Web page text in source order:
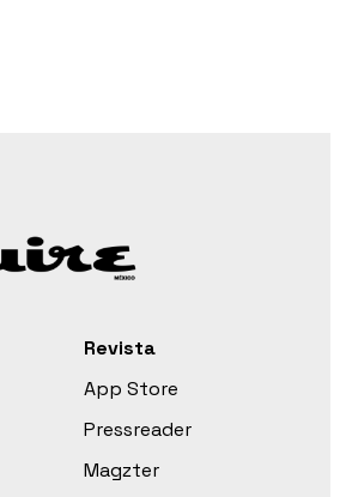
Revista
App Store
Pressreader
Magzter